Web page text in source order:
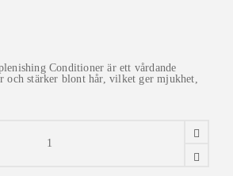
Conditioner är ett vårdande
och stärker blont hår, vilket ger mjukhet,